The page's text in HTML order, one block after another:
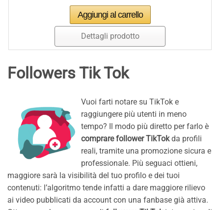
Dettagli prodotto
Followers Tik Tok
Vuoi farti notare su TikTok e
raggiungere più utenti in meno
tempo? Il modo più diretto per farlo è
comprare follower TikTokda profili
reali, tramite una promozione sicura e
professionale. Più seguaci ottieni,
maggiore sarà la visibilità del tuo profilo e dei tuoi
contenuti: l’algoritmo tende infatti a dare maggiore rilievo
ai video pubblicati da account con una fanbase già attiva.